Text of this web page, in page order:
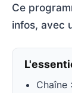
Ce
infos, avec
Chaîne